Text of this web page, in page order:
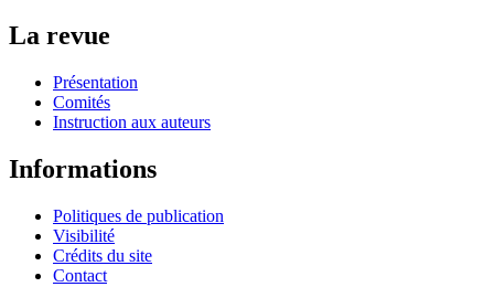
La revue
Présentation
Comités
Instruction aux auteurs
Informations
Politiques de publication
Visibilité
Crédits du site
Contact